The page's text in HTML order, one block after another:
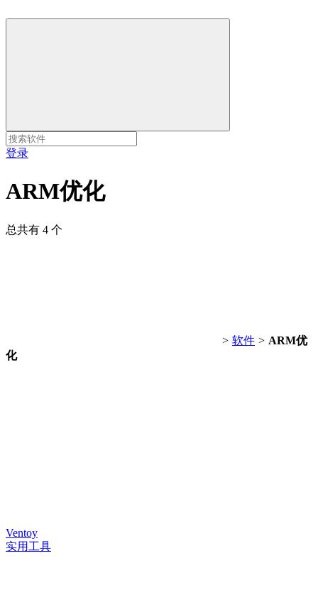
登录
ARM优化
总共有 4 个
> 软件 > ARM优
化
Ventoy
实用工具